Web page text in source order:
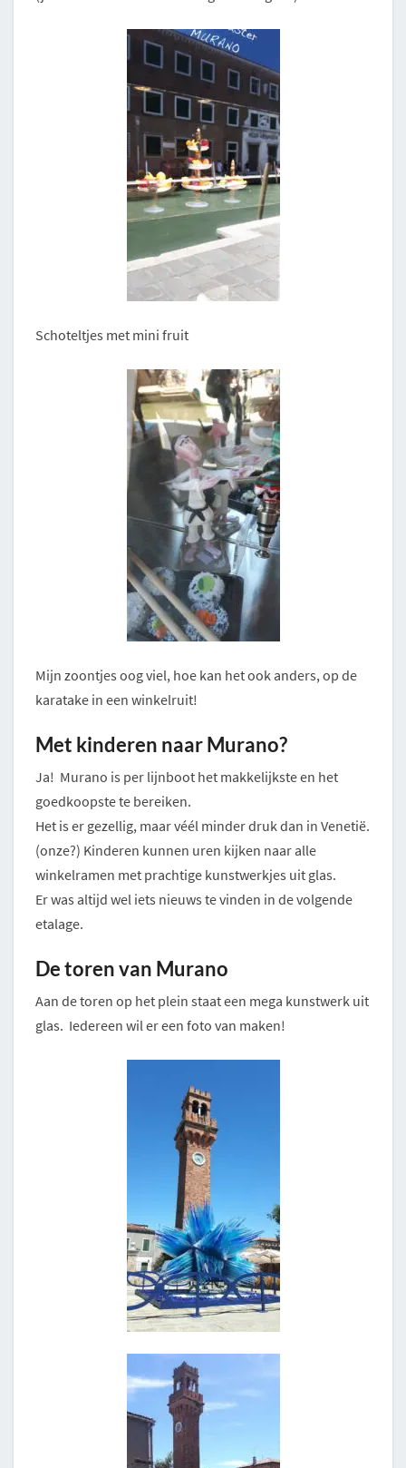
Schoteltjes met mini fruit
Mijn zoontjes oog viel, hoe kan het ook anders, op de
karatake in een winkelruit!
Met kinderen naar Murano?
Ja! Murano is per lijnboot het makkelijkste en het
goedkoopste te bereiken.
Het is er gezellig, maar véél minder druk dan in Venetië.
(onze?) Kinderen kunnen uren kijken naar alle
winkelramen met prachtige kunstwerkjes uit glas.
Er was altijd wel iets nieuws te vinden in de volgende
etalage.
De toren van Murano
Aan de toren op het plein staat een mega kunstwerk uit
glas. Iedereen wil er een foto van maken!